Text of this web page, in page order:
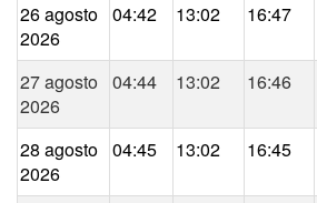
26 agosto
2026
04:42 13:02 16:47
27 agosto
2026
04:44 13:02 16:46
28 agosto
2026
04:45 13:02 16:45